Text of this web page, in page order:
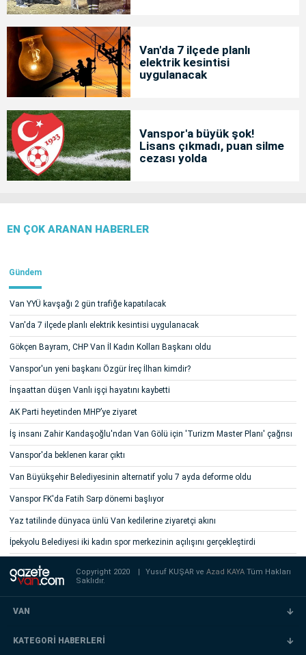
Van'da 7 ilçede planlı
elektrik kesintisi
uygulanacak
Vanspor'a büyük şok!
Lisans çıkmadı, puan silme
cezası yolda
EN ÇOK ARANAN HABERLER
Gündem
Van YYÜ kavşağı 2 gün trafiğe kapatılacak
Van'da 7 ilçede planlı elektrik kesintisi uygulanacak
Gökçen Bayram, CHP Van İl Kadın Kolları Başkanı oldu
Vanspor'un yeni başkanı Özgür İreç İlhan kimdir?
İnşaattan düşen Vanlı işçi hayatını kaybetti
AK Parti heyetinden MHP’ye ziyaret
İş insanı Zahir Kandaşoğlu'ndan Van Gölü için 'Turizm Master Planı' çağrısı
Vanspor'da beklenen karar çıktı
Van Büyükşehir Belediyesinin alternatif yolu 7 ayda deforme oldu
Vanspor FK'da Fatih Sarp dönemi başlıyor
Yaz tatilinde dünyaca ünlü Van kedilerine ziyaretçi akını
İpekyolu Belediyesi iki kadın spor merkezinin açılışını gerçekleştirdi
Copyright 2020 | Yusuf KUŞAR veAzad KAYATüm Hakları
Saklıdır.
VAN
KATEGORİ HABERLERİ